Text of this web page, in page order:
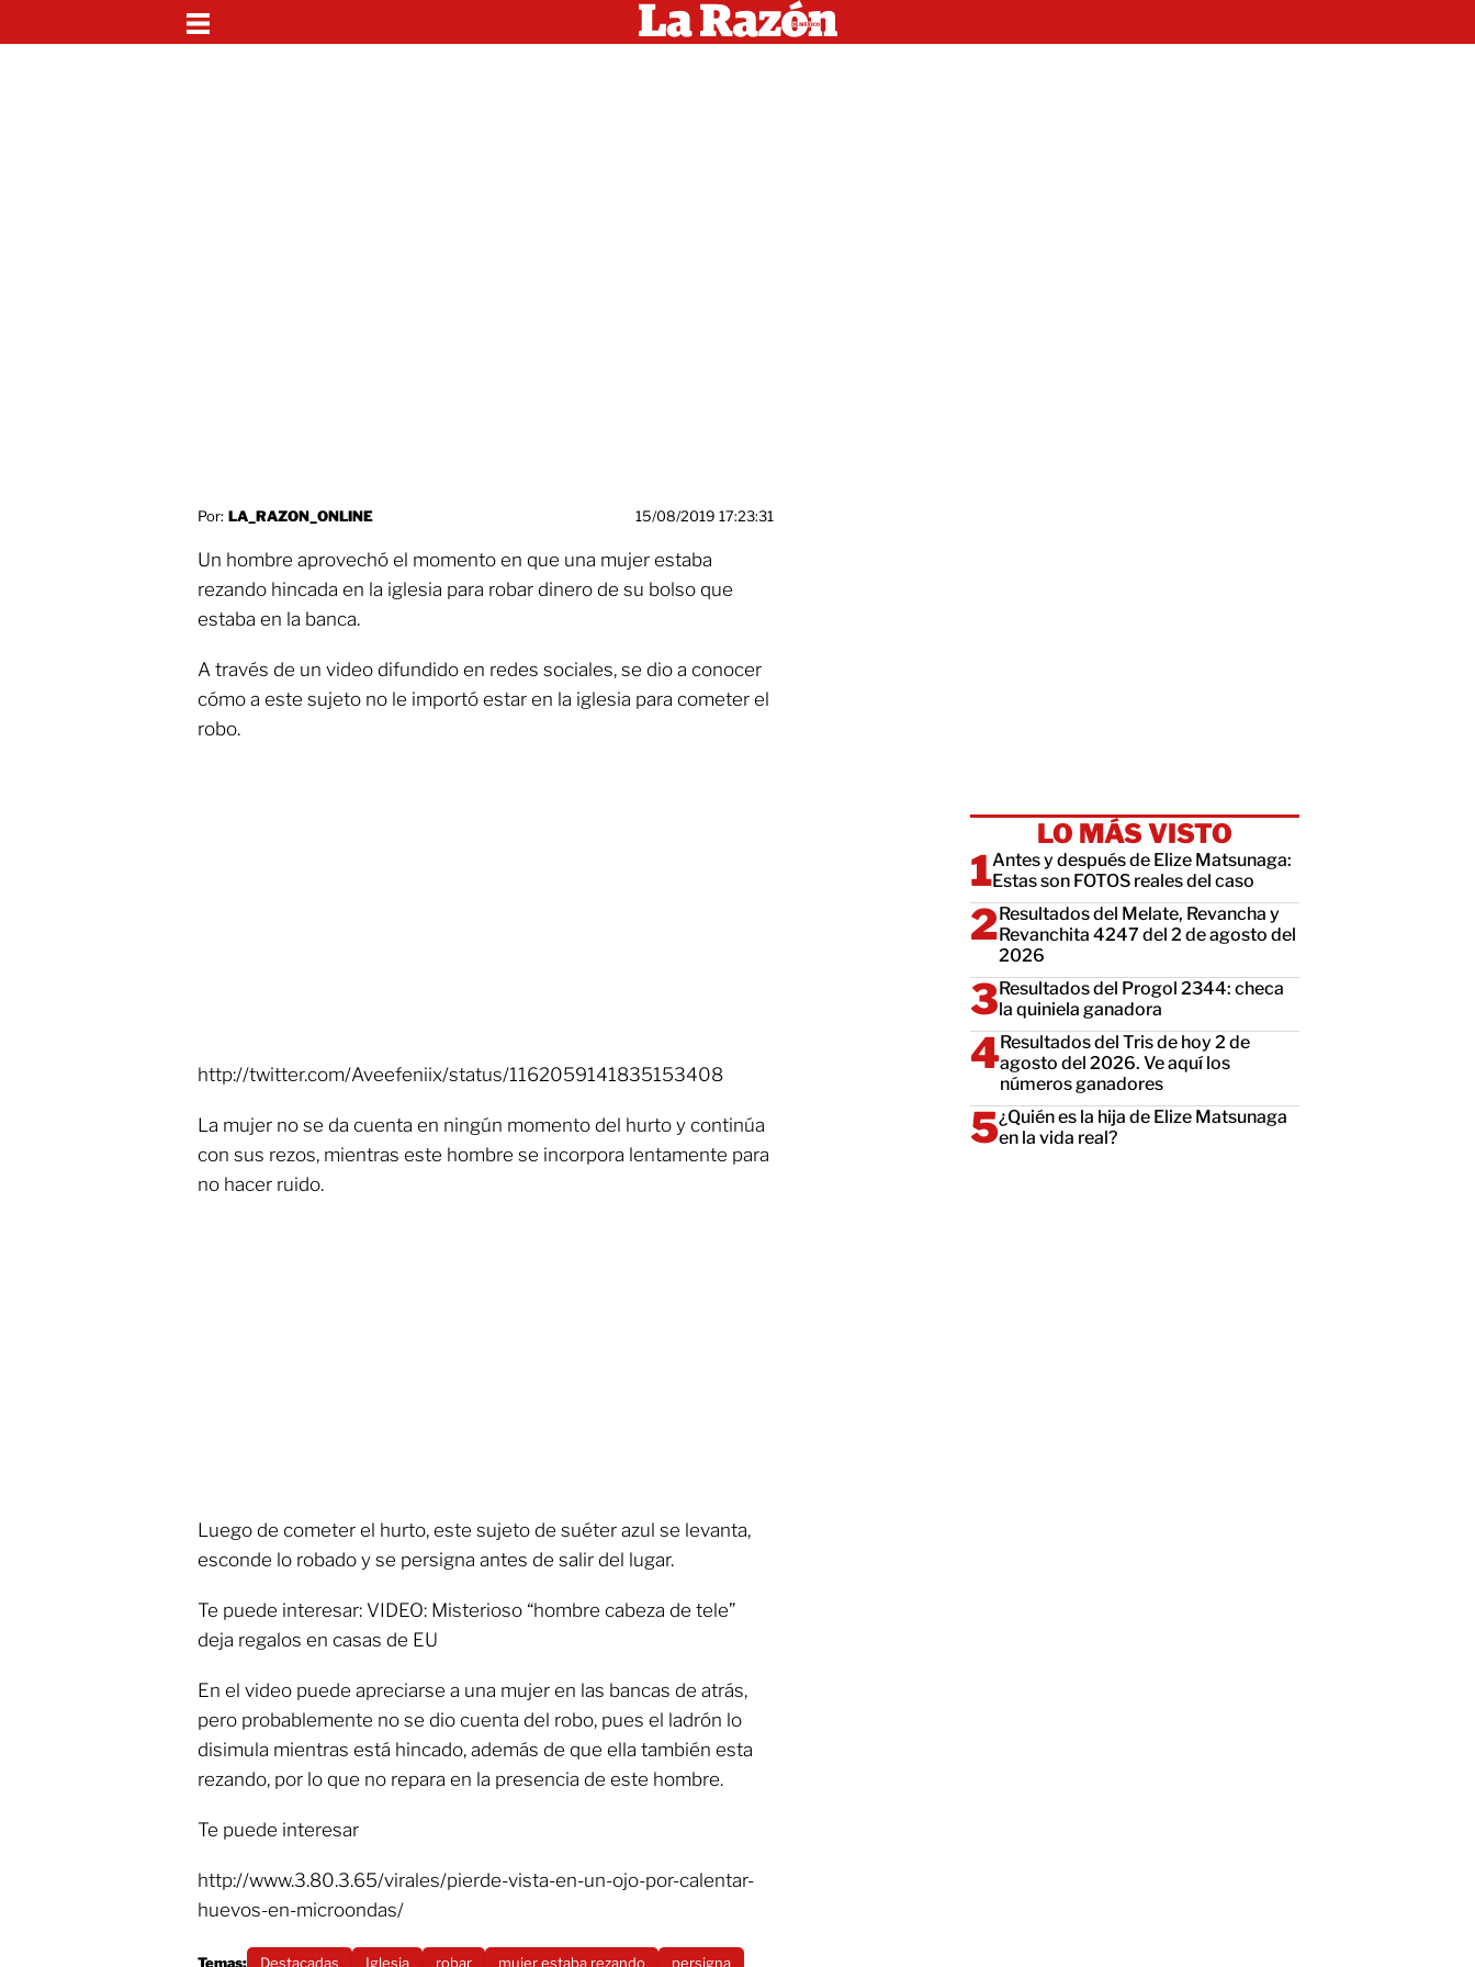
Por: LA_RAZON_ONLINE 15/08/2019 17:23:31
Un hombre aprovechó el momento en que una mujer estaba
rezando hincada en la iglesia para robar dinero de su bolso que
estaba en la banca.
A través de un video difundido en redes sociales, se dio a conocer
cómo a este sujeto no le importó estar en la iglesia para cometer el
robo.
http://twitter.com/Aveefeniix/status/1162059141835153408
La mujer no se da cuenta en ningún momento del hurto y continúa
con sus rezos, mientras este hombre se incorpora lentamente para
no hacer ruido.
Luego de cometer el hurto, este sujeto de suéter azul se levanta,
esconde lo robado y se persigna antes de salir del lugar.
Te puede interesar: VIDEO: Misterioso “hombre cabeza de tele”
deja regalos en casas de EU
En el video puede apreciarse a una mujer en las bancas de atrás,
pero probablemente no se dio cuenta del robo, pues el ladrón lo
disimula mientras está hincado, además de que ella también esta
rezando, por lo que no repara en la presencia de este hombre.
Te puede interesar
http://www.3.80.3.65/virales/pierde-vista-en-un-ojo-por-calentar-
huevos-en-microondas/
Temas: Destacadas Iglesia robar mujer estaba rezando persigna
LO MÁS VISTO
Antes y después de Elize Matsunaga:
Estas son FOTOS reales del caso
Resultados del Melate, Revancha y
Revanchita 4247 del 2 de agosto del
2026
Resultados del Progol 2344: checa
la quiniela ganadora
Resultados del Tris de hoy 2 de
agosto del 2026. Ve aquí los
números ganadores
¿Quién es la hija de Elize Matsunaga
en la vida real?